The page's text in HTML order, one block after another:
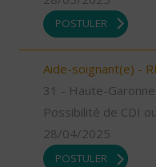
POSTULER
Aide-soignant(e) -
31 - Haute-Garonne
Possibilité de CDI
28/04/2025
POSTULER